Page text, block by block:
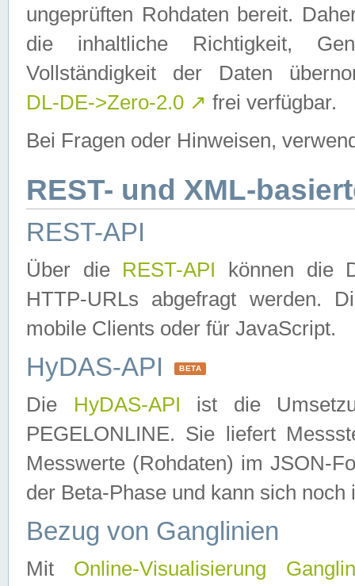
ungeprüften Rohdaten bereit.
die inhaltliche Richtigkeit,
Vollständigkeit der Daten
DL-DE->Zero-2.0 ↗ frei verfügbar.
Bei Fragen oder Hinweisen,
REST- und XML-
REST-API
Über die REST-API können die
HTTP-URLs abgefragt werden.
mobile Clients oder für JavaScript.
HyDAS-API BETA
Die HyDAS-API ist die
PEGELONLINE. Sie liefert
Messwerte (Rohdaten) im JSON-
der Beta-Phase und kann sich noch
Bezug von Ganglinien
Mit Online-Visualisierung